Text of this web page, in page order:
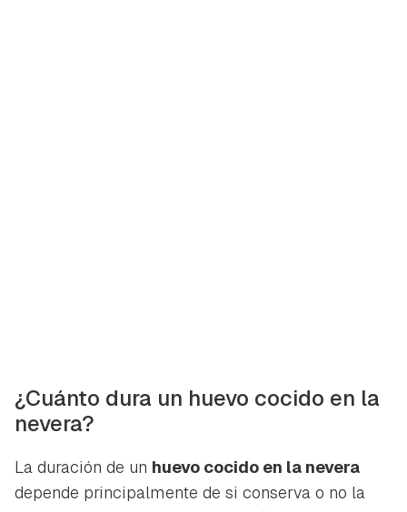
¿Cuánto dura un huevo cocido en la
nevera?
La duración de un huevo cocido en la nevera
depende principalmente de si conserva o no la